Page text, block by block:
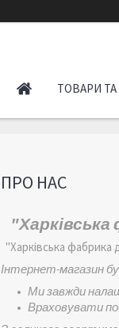
ТОВАРИ
ПРО НАС
"Харківська фабрика
Інтернет-магазин
Ми завжди
Враховувати